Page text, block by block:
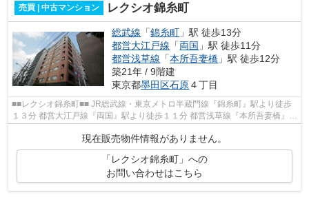
売買 | 中古マンション レクシオ錦糸町
総武線 「錦糸町 」駅 徒歩13分
都営大江戸線 「両国 」駅 徒歩11分
都営浅草線 「本所吾妻橋 」駅 徒歩12分
築21年 / 9階建
東京都墨田区石原４丁目
■■レクシオ錦糸町■■ JR総武線・東京メトロ半蔵門線『錦糸町』駅より徒歩
１３分 都営大江戸線『両国』駅より徒歩１１分 都営浅草線『本所吾妻橋』駅
より徒歩１２分 平成１６年１１月...
現在販売物件情報がありません。
「レクシオ錦糸町」への
お問い合わせはこちら